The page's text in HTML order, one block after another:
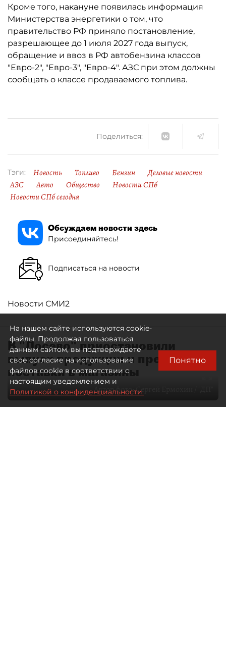
Кроме того, накануне появилась информация
Министерства энергетики о том, что
правительство РФ приняло постановление,
разрешающее до 1 июля 2027 года выпуск,
обращение и ввоз в РФ автобензина классов
"Евро-2", "Евро-3", "Евро-4". АЗС при этом должны
сообщать о классе продаваемого топлива.
Поделиться:
Тэги: Новость Топливо Бензин
Деловые новости
АЗС
Авто Общество
Новости СПб
Новости СПб сегодня
Обсуждаем новости здесь
Присоединяйтесь!
Подписаться на новости
Новости СМИ2
В "Лосево" приостановили
выпуск продукции и прекратили
поставки в магазины
Автор фото:Сергей Ермохин / "ДП"
На нашем сайте используются cookie-
файлы. Продолжая пользоваться
данным сайтом, вы подтверждаете
свое согласие на использование
файлов cookie в соответствии с
настоящим уведомлением и
Политикой о конфиденциальности.
Понятно